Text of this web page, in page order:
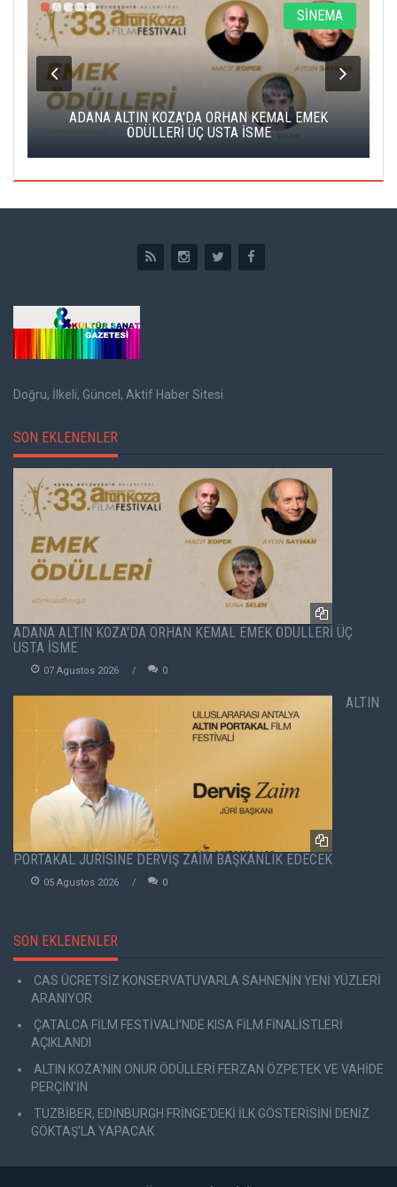
SİNEMA
ADANA ALTIN KOZA'DA ORHAN KEMAL EMEK
ÖDÜLLERİ ÜÇ USTA İSME
Doğru, İlkeli, Güncel, Aktif Haber Sitesi
SON EKLENENLER
ADANA ALTIN KOZA'DA ORHAN KEMAL EMEK ÖDÜLLERİ ÜÇ
USTA İSME
07 Agustos 2026 0
ALTIN
PORTAKAL JÜRİSİNE DERVİŞ ZAİM BAŞKANLIK EDECEK
05 Agustos 2026 0
SON EKLENENLER
CAS ÜCRETSİZ KONSERVATUVARLA SAHNENİN YENİ YÜZLERİ
ARANIYOR
ÇATALCA FİLM FESTİVALİ'NDE KISA FİLM FİNALİSTLERİ
AÇIKLANDI
ALTIN KOZA'NIN ONUR ÖDÜLLERİ FERZAN ÖZPETEK VE VAHİDE
PERÇİN'İN
TUZBİBER, EDİNBURGH FRİNGE'DEKİ İLK GÖSTERİSİNİ DENİZ
GÖKTAŞ'LA YAPACAK